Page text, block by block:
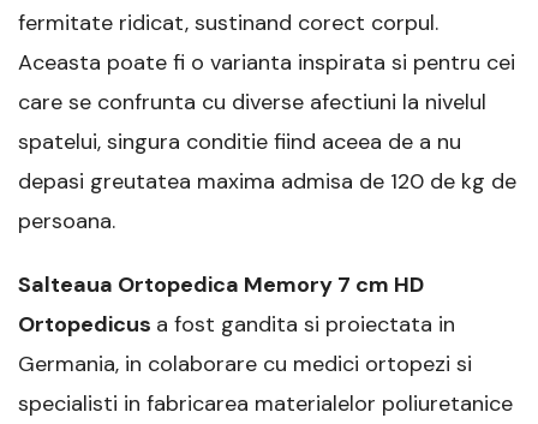
fermitate ridicat, sustinand corect corpul.
Aceasta poate fi o varianta inspirata si pentru cei
care se confrunta cu diverse afectiuni la nivelul
spatelui, singura conditie fiind aceea de a nu
depasi greutatea maxima admisa de 120 de kg de
persoana.
Salteaua Ortopedica Memory 7 cm HD
Ortopedicus a fost gandita si proiectata in
Germania, in colaborare cu medici ortopezi si
specialisti in fabricarea materialelor poliuretanice